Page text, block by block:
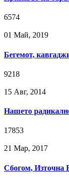
6574
01 Май, 2019
Бегемот,
9218
15 Авг, 2014
Нашето
17853
21 Мар, 2017
Сбогом, Източна